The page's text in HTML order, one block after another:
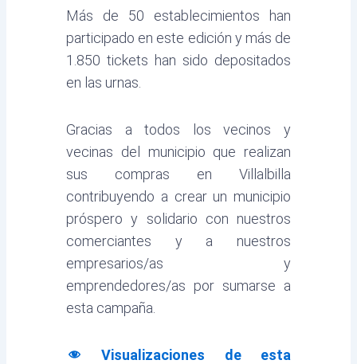
Más de 50 establecimientos han
participado en este edición y más de
1.850 tickets han sido depositados
en las urnas.
Gracias a todos los vecinos y
vecinas del municipio que realizan
sus compras en Villalbilla
contribuyendo a crear un municipio
próspero y solidario con nuestros
comerciantes y a nuestros
empresarios/as y
emprendedores/as por sumarse a
esta campaña.
Visualizaciones de esta